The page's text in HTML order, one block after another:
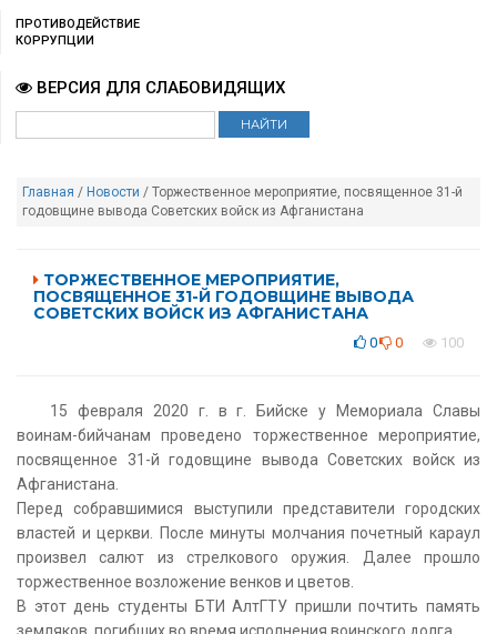
ПРОТИВОДЕЙСТВИЕ
КОРРУПЦИИ
ВЕРСИЯ ДЛЯ СЛАБОВИДЯЩИХ
Главная / Новости / Торжественное мероприятие, посвященное 31-й
годовщине вывода Советских войск из Афганистана
ТОРЖЕСТВЕННОЕ МЕРОПРИЯТИЕ,
ПОСВЯЩЕННОЕ 31-Й ГОДОВЩИНЕ ВЫВОДА
СОВЕТСКИХ ВОЙСК ИЗ АФГАНИСТАНА
0 0 100
15 февраля 2020 г. в г. Бийске у Мемориала Славы
воинам-бийчанам проведено торжественное мероприятие,
посвященное 31-й годовщине вывода Советских войск из
Афганистана.
Перед собравшимися выступили представители городских
властей и церкви. После минуты молчания почетный караул
произвел салют из стрелкового оружия. Далее прошло
торжественное возложение венков и цветов.
В этот день студенты БТИ АлтГТУ пришли почтить память
земляков, погибших во время исполнения воинского долга.